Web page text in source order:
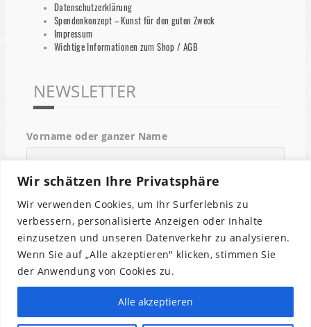
Wir schätzen Ihre Privatsphäre
Wir verwenden Cookies, um Ihr Surferlebnis zu
verbessern, personalisierte Anzeigen oder Inhalte
einzusetzen und unseren Datenverkehr zu analysieren.
Wenn Sie auf „Alle akzeptieren" klicken, stimmen Sie
der Anwendung von Cookies zu.
Alle akzeptieren
Datenschutzerklärung
Spendenkonzept – Kunst für den guten Zweck
Impressum
Wichtige Informationen zum Shop / AGB
NEWSLETTER
Vorname oder ganzer Name
Email
Indem Du fortfährst, akzeptierst Du unsere
Datenschutzerklärung.